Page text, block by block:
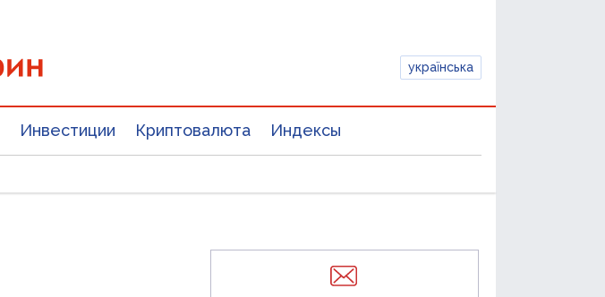
українська
Инвестиции Криптовалюта Индексы